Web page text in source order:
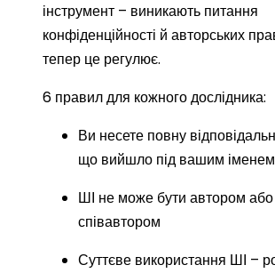
інструмент – виникають питання
конфіденційності й авторських
тепер це регулює.
6 правил для кожного дослідника:
Ви несете повну
що вийшло під вашим іменем
ШІ не може бути автором або
співавтором
Суттєве використання ШІ –